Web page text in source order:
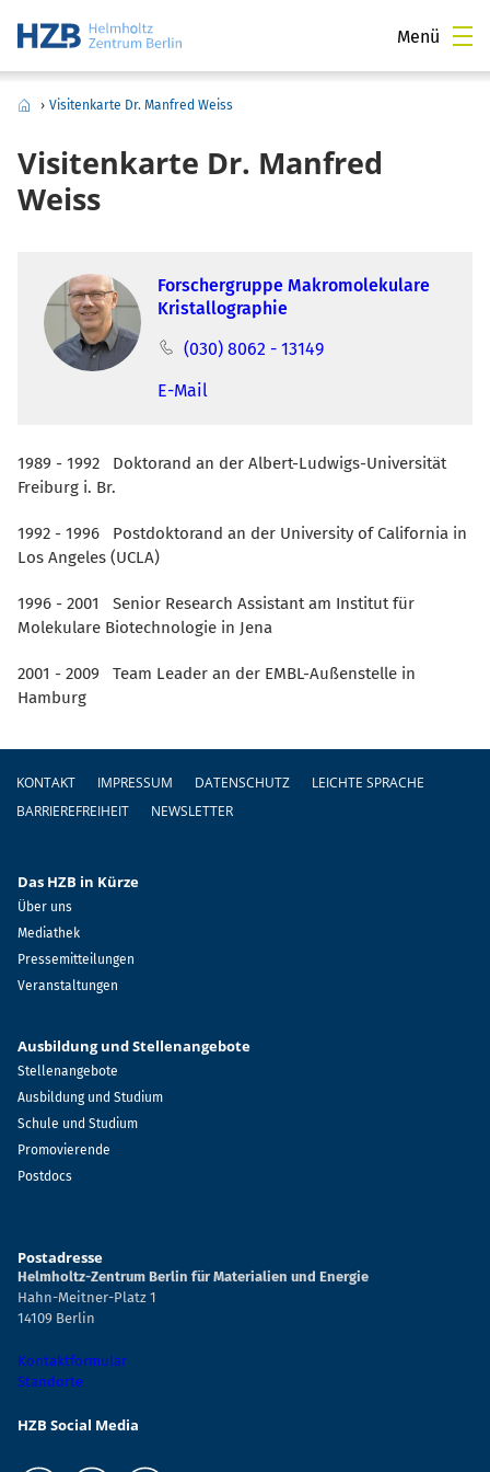
Menü
› Visitenkarte Dr. Manfred Weiss
Visitenkarte Dr. Manfred
Weiss
Forschergruppe Makromolekulare
Kristallographie
(030) 8062 - 13149
E-Mail
1989 - 1992 Doktorand an der Albert-Ludwigs-Universität
Freiburg i. Br.
1992 - 1996 Postdoktorand an der University of California in
Los Angeles (UCLA)
1996 - 2001 Senior Research Assistant am Institut für
Molekulare Biotechnologie in Jena
2001 - 2009 Team Leader an der EMBL-Außenstelle in
Hamburg
Fußzeile
KONTAKT IMPRESSUM DATENSCHUTZ
LEICHTE SPRACHE
BARRIEREFREIHEIT
NEWSLETTER
Das HZB in Kürze
Über uns
Mediathek
Pressemitteilungen
Veranstaltungen
Ausbildung und Stellenangebote
Stellenangebote
Ausbildung und Studium
Schule und Studium
Promovierende
Postdocs
Postadresse
Helmholtz-Zentrum Berlin für Materialien und Energie
Hahn-Meitner-Platz 1
14109 Berlin
Kontaktformular
Standorte
HZB Social Media